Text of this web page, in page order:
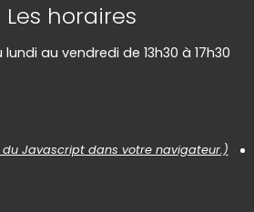
Les horaires
lundi au vendredi de 13h30 à 17h30
Javascript dans votre navigateur.)